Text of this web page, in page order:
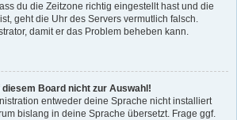
du die Zeitzone richtig eingestellt hast und die
geht die Uhr des Servers vermutlich falsch.
damit er das Problem beheben kann.
Board nicht zur Auswahl!
entweder deine Sprache nicht installiert
bislang in deine Sprache übersetzt. Frage ggf.